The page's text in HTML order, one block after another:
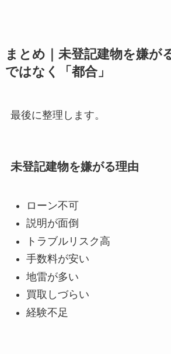
まとめ｜未登記建物を嫌が
ではなく「都合」
最後に整理します。
未登記建物を嫌がる理由
ローン不可
説明が面倒
トラブルリスク高
手数料が安い
地雷が多い
買取しづらい
経験不足